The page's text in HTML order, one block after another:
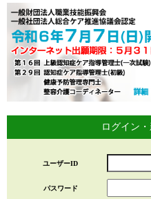
ログイン
ユーザーID
パスワード